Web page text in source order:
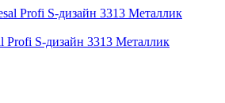
Profi S-дизайн 3313 Металлик